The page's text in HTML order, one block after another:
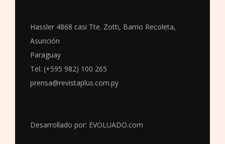
Hassler 4868 casi Tte. Zotti, Barrio Recoleta,
Asunción
Paraguay
Tel: (+595 982) 100 265
prensa@revistaplus.com.py
Desarrollado por: EVOLUADO.com